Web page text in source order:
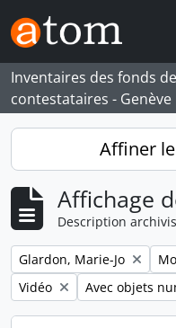
Skip to main content
Inventaires des fonds
contestataires - Genève
Affiner
Affichage
Description
Remove filter:
Glardon, Marie-Jo
Remove filter:
Vidéo Remove filter:
Avec objets